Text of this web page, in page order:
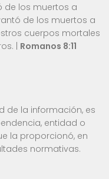
de los muertos a
de los muertos a
cuerpos mortales
| Romanos 8:11
de la información, es
entidad o
la proporcionó, en
normativas.